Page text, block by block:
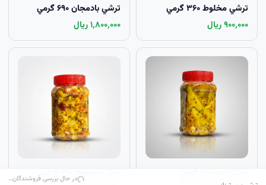
ترشي مخلوط ۳۶۰ گرمي
۹۰۰٬۰۰۰ ریال
ترشي بادمجان ۶۹۰ گرمي
۱٬۸۰۰٬۰۰۰ ریال
ترشي مخلوط ۶۹۰ گرميدر حال بررسی فروشندگان…